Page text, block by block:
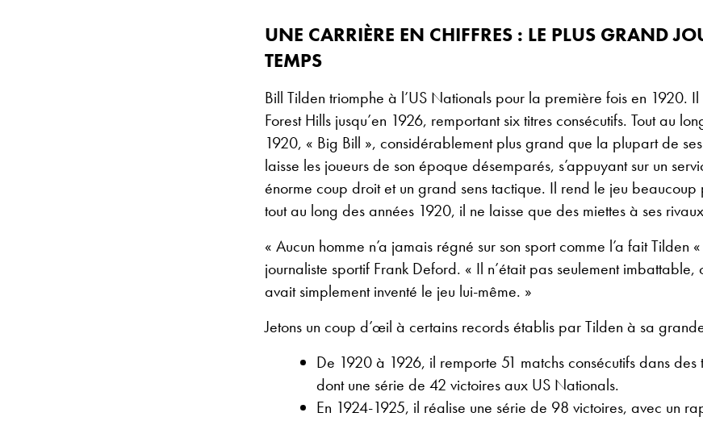
UNE CARRIÈRE EN CHIFFRES : LE PLUS GRAND
TEMPS
Bill Tilden triomphe à l’US Nationals pour la première fois en 1920.
Forest Hills jusqu’en 1926, remportant six titres consécutifs. Tout au
1920, « Big Bill », considérablement plus grand que la plupart de
laisse les joueurs de son époque désemparés, s’appuyant sur un
énorme coup droit et un grand sens tactique. Il rend le jeu beaucoup
tout au long des années 1920, il ne laisse que des miettes à ses
« Aucun homme n’a jamais régné sur son sport comme l’a fait Tilden
journaliste sportif Frank Deford. « Il n’était pas seulement imbattable,
avait simplement inventé le jeu lui-même. »
Jetons un coup d’œil à certains records établis par Tilden à sa
De 1920 à 1926, il remporte 51 matchs consécutifs dans des
dont une série de 42 victoires aux US Nationals.
En 1924-1925, il réalise une série de 98 victoires, avec un